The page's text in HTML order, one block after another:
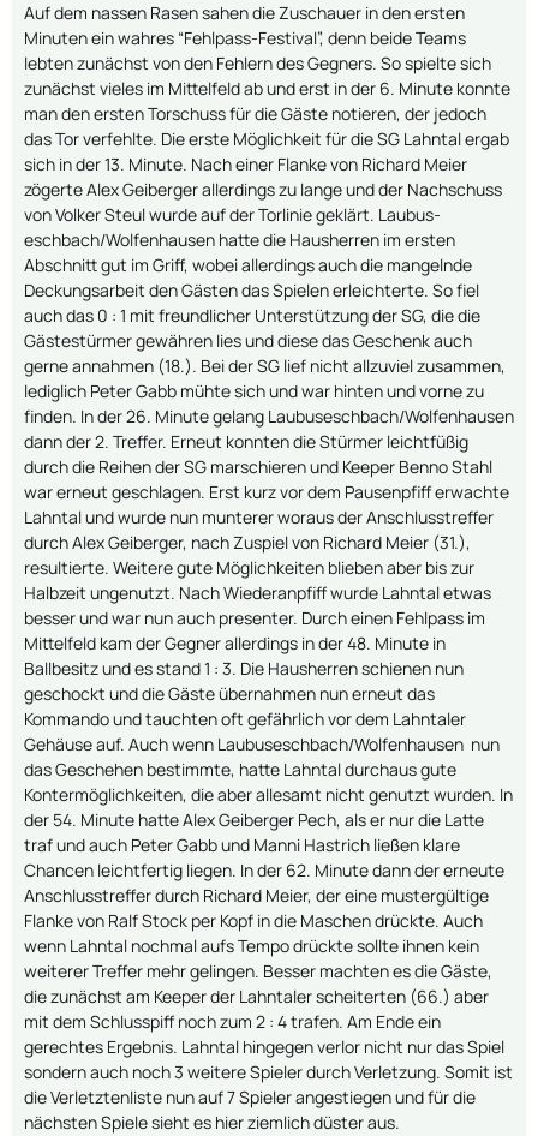
Auf dem nassen Rasen sahen die Zuschauer in den ersten
Minuten ein wahres “Fehlpass-Festival”, denn beide Teams
lebten zunächst von den Fehlern des Gegners. So spielte sich
zunächst vieles im Mittelfeld ab und erst in der 6. Minute konnte
man den ersten Torschuss für die Gäste notieren, der jedoch
das Tor verfehlte. Die erste Möglichkeit für die SG Lahntal ergab
sich in der 13. Minute. Nach einer Flanke von Richard Meier
zögerte Alex Geiberger allerdings zu lange und der Nachschuss
von Volker Steul wurde auf der Torlinie geklärt. Laubus-
eschbach/Wolfenhausen hatte die Hausherren im ersten
Abschnitt gut im Griff, wobei allerdings auch die mangelnde
Deckungsarbeit den Gästen das Spielen erleichterte. So fiel
auch das 0 : 1 mit freundlicher Unterstützung der SG, die die
Gästestürmer gewähren lies und diese das Geschenk auch
gerne annahmen (18.). Bei der SG lief nicht allzuviel zusammen,
lediglich Peter Gabb mühte sich und war hinten und vorne zu
finden. In der 26. Minute gelang Laubuseschbach/Wolfenhausen
dann der 2. Treffer. Erneut konnten die Stürmer leichtfüßig
durch die Reihen der SG marschieren und Keeper Benno Stahl
war erneut geschlagen. Erst kurz vor dem Pausenpfiff erwachte
Lahntal und wurde nun munterer woraus der Anschlusstreffer
durch Alex Geiberger, nach Zuspiel von Richard Meier (31.),
resultierte. Weitere gute Möglichkeiten blieben aber bis zur
Halbzeit ungenutzt. Nach Wiederanpfiff wurde Lahntal etwas
besser und war nun auch presenter. Durch einen Fehlpass im
Mittelfeld kam der Gegner allerdings in der 48. Minute in
Ballbesitz und es stand 1 : 3. Die Hausherren schienen nun
geschockt und die Gäste übernahmen nun erneut das
Kommando und tauchten oft gefährlich vor dem Lahntaler
Gehäuse auf. Auch wenn Laubuseschbach/Wolfenhausen nun
das Geschehen bestimmte, hatte Lahntal durchaus gute
Kontermöglichkeiten, die aber allesamt nicht genutzt wurden. In
der 54. Minute hatte Alex Geiberger Pech, als er nur die Latte
traf und auch Peter Gabb und Manni Hastrich ließen klare
Chancen leichtfertig liegen. In der 62. Minute dann der erneute
Anschlusstreffer durch Richard Meier, der eine mustergültige
Flanke von Ralf Stock per Kopf in die Maschen drückte. Auch
wenn Lahntal nochmal aufs Tempo drückte sollte ihnen kein
weiterer Treffer mehr gelingen. Besser machten es die Gäste,
die zunächst am Keeper der Lahntaler scheiterten (66.) aber
mit dem Schlusspiff noch zum 2 : 4 trafen. Am Ende ein
gerechtes Ergebnis. Lahntal hingegen verlor nicht nur das Spiel
sondern auch noch 3 weitere Spieler durch Verletzung. Somit ist
die Verletztenliste nun auf 7 Spieler angestiegen und für die
nächsten Spiele sieht es hier ziemlich düster aus.